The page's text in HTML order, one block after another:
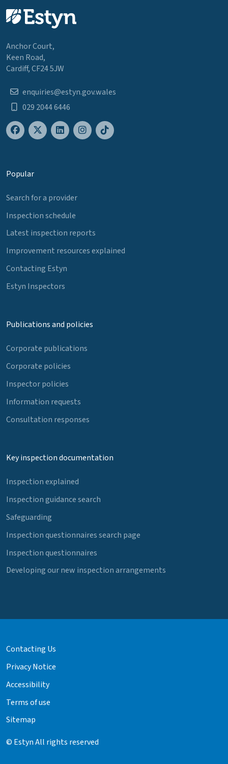
Anchor Court,
Keen Road,
Cardiff, CF24 5JW
enquiries@estyn.gov.wales
029 2044 6446
Popular
Search for a provider
Inspection schedule
Latest inspection reports
Improvement resources explained
Contacting Estyn
Estyn Inspectors
Publications and policies
Corporate publications
Corporate policies
Inspector policies
Information requests
Consultation responses
Key inspection documentation
Inspection explained
Inspection guidance search
Safeguarding
Inspection questionnaires search page
Inspection questionnaires
Developing our new inspection arrangements
Contacting Us
Privacy Notice
Accessibility
Terms of use
Sitemap
© Estyn All rights reserved